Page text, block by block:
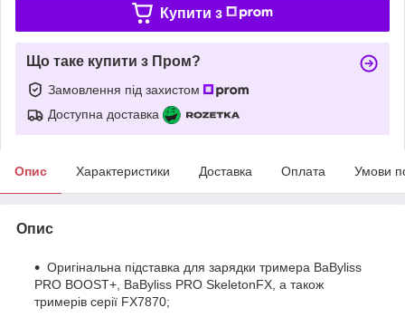
Купити з
Що таке купити з Пром?
Замовлення під захистом
Доступна доставка
Опис Характеристики Доставка Оплата Умови
Опис
Оригінальна підставка для зарядки тримера BaByliss
PRO BOOST+, BaByliss PRO SkeletonFX, а також
тримерів серії FX7870;